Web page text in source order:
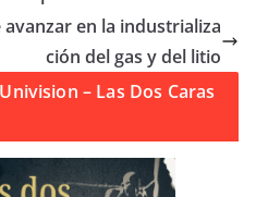
en la industrializa
ción del gas y del litio
– Las Dos Caras